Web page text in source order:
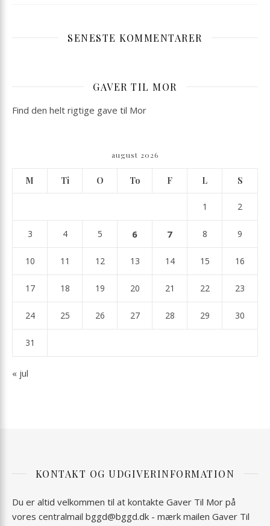
SENESTE KOMMENTARER
GAVER TIL MOR
Find den helt rigtige gave til Mor
august 2026
M Ti O To F L S
1 2
3 4 5 6 7 8 9
10 11 12 13 14 15 16
17 18 19 20 21 22 23
24 25 26 27 28 29 30
31
« jul
KONTAKT OG UDGIVERINFORMATION
Du er altid velkommen til at kontakte Gaver Til Mor på
vores centralmail bggd@bggd.dk - mærk mailen Gaver Til